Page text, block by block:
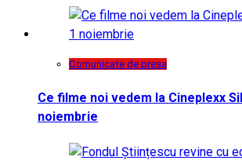
Comunicate de presa
Ce filme noi vedem la Cineplexx
noiembrie